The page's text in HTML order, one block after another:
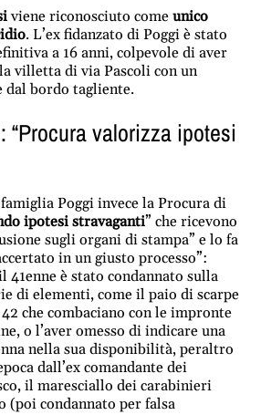
viene riconosciuto come unico
. L’ex fidanzato di Poggi è stato
a 16 anni, colpevole di aver
villetta di via Pascoli con un
dal bordo tagliente.
“Procura valorizza ipotesi
Poggi invece la Procura di
ipotesi stravaganti” che ricevono
sugli organi di stampa” e lo fa
in un giusto processo”:
41enne è stato condannato sulla
di elementi, come il paio di scarpe
che combaciano con le impronte
o l’aver omesso di indicare una
nella sua disponibilità, peraltro
dall’ex comandante dei
il maresciallo dei carabinieri
(poi condannato per falsa